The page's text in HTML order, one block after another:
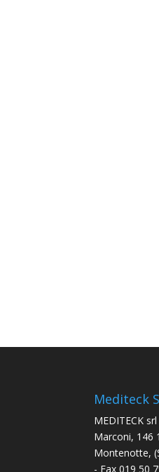
Mediteck
MEDITECK
Marconi, 146
Montenotte,
- Fax 019 50